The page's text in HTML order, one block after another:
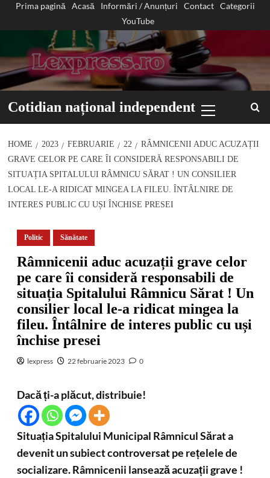
Prima pagină Acasă Informări / Anunțuri Contact
Categorii
YouTube
Cotidian național independent
Menu
HOME 2023 FEBRUARIE 22
RÂMNICENII ADUC ACUZAȚII
GRAVE CELOR PE CARE ÎI CONSIDERĂ RESPONSABILI DE
SITUAȚIA SPITALULUI RÂMNICU SĂRAT ! UN CONSILIER
LOCAL LE-A RIDICAT MINGEA LA FILEU. ÎNTÂLNIRE DE
INTERES PUBLIC CU UȘI ÎNCHISE PRESEI
Politic Sănătate
Râmnicenii aduc acuzații grave celor
pe care îi consideră responsabili de
situația Spitalului Râmnicu Sărat ! Un
consilier local le-a ridicat mingea la
fileu. Întâlnire de interes public cu uși
închise presei
lexpress 22 februarie 2023 0
Dacă ți-a plăcut, distribuie!
Situația Spitalului Municipal Râmnicul Sărat a
devenit un subiect controversat pe rețelele de
socializare. Râmnicenii lansează acuzații grave !